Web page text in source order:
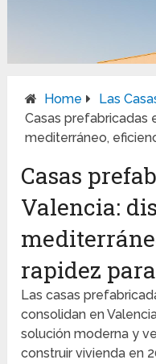
Home
Las
Casas prefabricadas
mediterráneo,
Casas
Valencia:
rapidez
Las casas
consolidan en
solución moderna y
construir vivienda en